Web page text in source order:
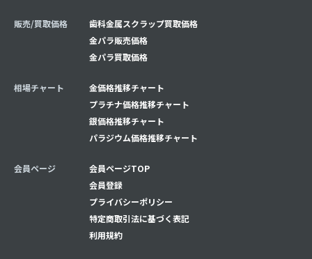
販売/買取価格
歯科金属スクラップ買取価格
金パラ販売価格
金パラ買取価格
相場チャート
金価格推移チャート
プラチナ価格推移チャート
銀価格推移チャート
パラジウム価格推移チャート
会員ページ
会員ページTOP
会員登録
プライバシーポリシー
特定商取引法に基づく表記
利用規約